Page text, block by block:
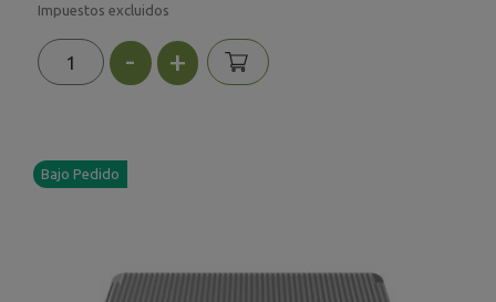
Impuestos excluidos
- +
Bajo Pedido